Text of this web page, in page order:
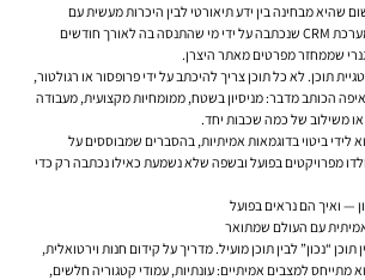
שהיא מבחינה בין ידע תיאורטי לבין היכרות מעשית עם
הנושא. למשל, סקירה של מערכת CRM שנכתבה על ידי מי שהתנסה בה לאורך חודשים
שממחזר מפרטים מאתר היצרן.
תוכן. לא כל תוכן צריך להיכתב על ידי פרופסור או רגולטור,
הכותב מדבר: מניסיון בשטח, ממומחיות מקצועית, מעבודה
משילוב של כמה שכבות יחד.
לידי ביטוי בדוגמאות אמיתיות, בהסברים שמבוססים על
מפרויקטים בפועל ובשפה שלא נשמעת כאילו נכתבה רק כדי
— ואיך הם נראים בפועל
אמיתית עם העולם שמתואר
תוכן “נכון” לבין תוכן מועיל. מדריך על קידום חנות וירטואלית,
מתייחס למצבים אמיתיים: עונתיות, עמודי קטגוריה חלשים,